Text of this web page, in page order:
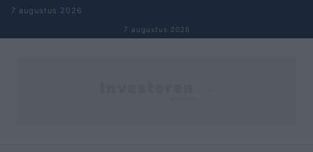
Naar inhoud springen
7 augustus 2026
7 augustus 2026